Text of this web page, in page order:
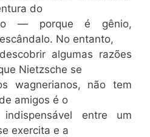
do
— porque é gênio,
No entanto,
algumas razões
Nietzsche se
wagnerianos, não tem
amigos é o
entre um
exercita e a